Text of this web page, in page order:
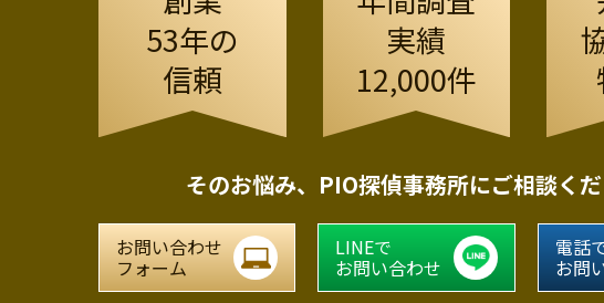
53年の
信頼
実績
12,000件
そのお悩み、 PIO探偵事務所にご相談く
お問い合わせ
フォーム
LINEで
お問い合わせ
電話
お問